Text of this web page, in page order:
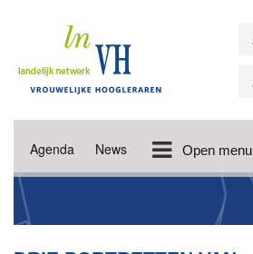
Agenda News Open menu